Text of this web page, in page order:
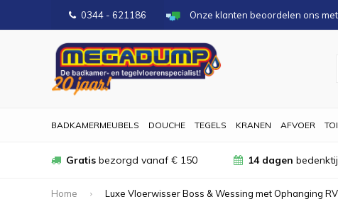
0344 - 621186 Onze klanten beoordelen ons
BADKAMERMEUBELS DOUCHE TEGELS KRANEN AFVOER
Gratis bezorgd vanaf € 150 14 dagen
Home Luxe Vloerwisser Boss & Wessing met Ophanging